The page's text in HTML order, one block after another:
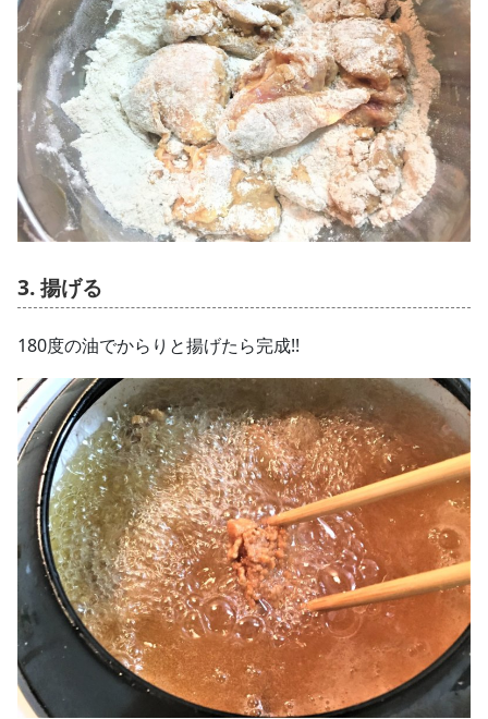
3. 揚げる
180度の油でからりと揚げたら完成!!